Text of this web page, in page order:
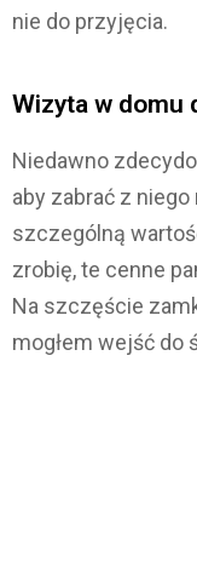
nie do przyjęcia.
Wizyta w domu
Niedawno
aby zabrać z niego
szczególną
zrobię, te cenne
Na szczęście
mogłem wejść do